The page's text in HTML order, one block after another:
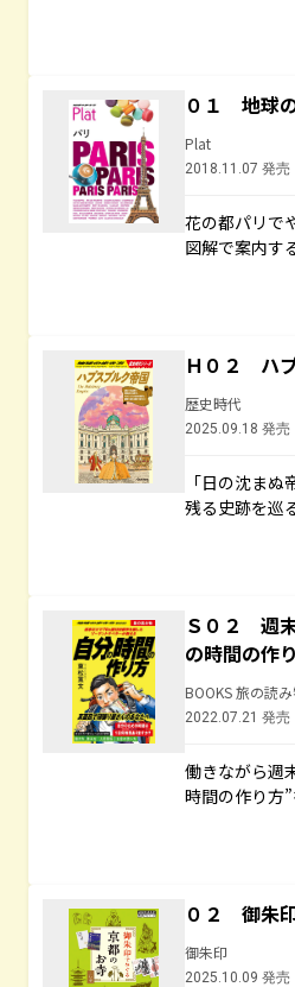
０１ 地球
Plat
2018.11.07 発売
花の都パリで
図解で案内す
Ｈ０２ ハ
歴史時代
2025.09.18 発売
「日の沈ま
残る史跡を巡
Ｓ０２ 週
の時間の作
BOOKS 旅の読
2022.07.21 発売
働きながら週
時間の作り方
０２ 御朱
御朱印
2025.10.09 発売